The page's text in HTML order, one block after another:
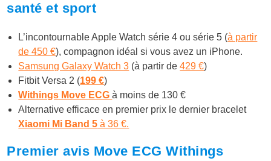
santé et sport
L’incontournable Apple Watch série 4 ou série 5 (à partir
de 450 €), compagnon idéal si vous avez un iPhone.
Samsung Galaxy Watch 3 (à partir de429 €)
Fitbit Versa 2 (199 €)
Withings Move ECGà moins de 130 €
Alternative efficace en premier prix le dernier bracelet
Xiaomi Mi Band 5 à 36 €.
Premier avis Move ECG Withings